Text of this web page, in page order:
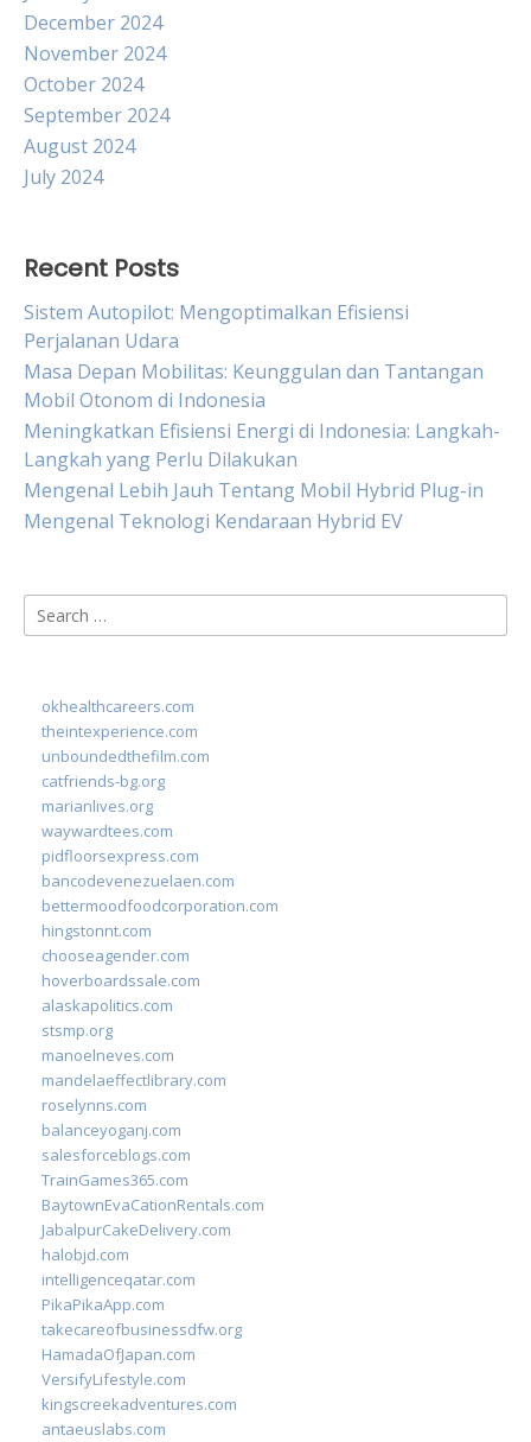
December 2024
November 2024
October 2024
September 2024
August 2024
July 2024
Recent Posts
Sistem Autopilot: Mengoptimalkan Efisiensi
Perjalanan Udara
Masa Depan Mobilitas: Keunggulan dan Tantangan
Mobil Otonom di Indonesia
Meningkatkan Efisiensi Energi di Indonesia: Langkah-
Langkah yang Perlu Dilakukan
Mengenal Lebih Jauh Tentang Mobil Hybrid Plug-in
Mengenal Teknologi Kendaraan Hybrid EV
Search
for:
okhealthcareers.com
theintexperience.com
unboundedthefilm.com
catfriends-bg.org
marianlives.org
waywardtees.com
pidfloorsexpress.com
bancodevenezuelaen.com
bettermoodfoodcorporation.com
hingstonnt.com
chooseagender.com
hoverboardssale.com
alaskapolitics.com
stsmp.org
manoelneves.com
mandelaeffectlibrary.com
roselynns.com
balanceyoganj.com
salesforceblogs.com
TrainGames365.com
BaytownEvaCationRentals.com
JabalpurCakeDelivery.com
halobjd.com
intelligenceqatar.com
PikaPikaApp.com
takecareofbusinessdfw.org
HamadaOfJapan.com
VersifyLifestyle.com
kingscreekadventures.com
antaeuslabs.com